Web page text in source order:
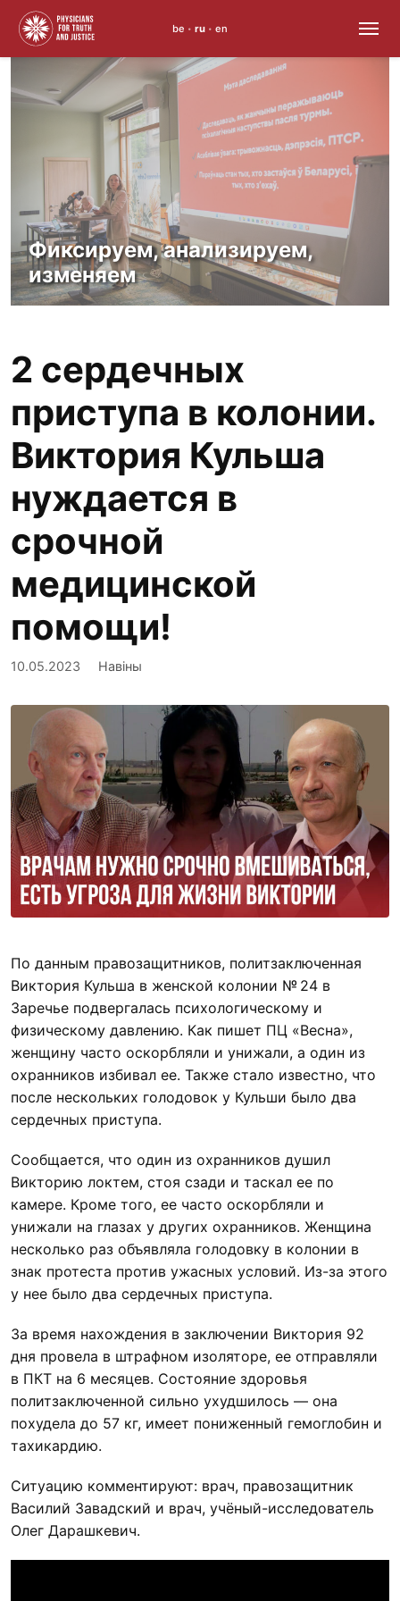
to
content
be • ru • en
Фиксируем, анализируем,
изменяем
2 сердечных
приступа в колонии.
Виктория Кульша
нуждается в
срочной
медицинской
помощи!
10.05.2023 Навіны
По данным правозащитников, политзаключенная
Виктория Кульша в женской колонии № 24 в
Заречье подвергалась психологическому и
физическому давлению. Как пишет ПЦ «Весна»,
женщину часто оскорбляли и унижали, а один из
охранников избивал ее. Также стало известно, что
после нескольких голодовок у Кульши было два
сердечных приступа.
Сообщается, что один из охранников душил
Викторию локтем, стоя сзади и таскал ее по
камере. Кроме того, ее часто оскорбляли и
унижали на глазах у других охранников. Женщина
несколько раз объявляла голодовку в колонии в
знак протеста против ужасных условий. Из-за этого
у нее было два сердечных приступа.
За время нахождения в заключении Виктория 92
дня провела в штрафном изоляторе, ее отправляли
в ПКТ на 6 месяцев. Состояние здоровья
политзаключенной сильно ухудшилось — она
похудела до 57 кг, имеет пониженный гемоглобин и
тахикардию.
Ситуацию комментируют: врач, правозащитник
Василий Завадский и врач, учёный-исследователь
Олег Дарашкевич.